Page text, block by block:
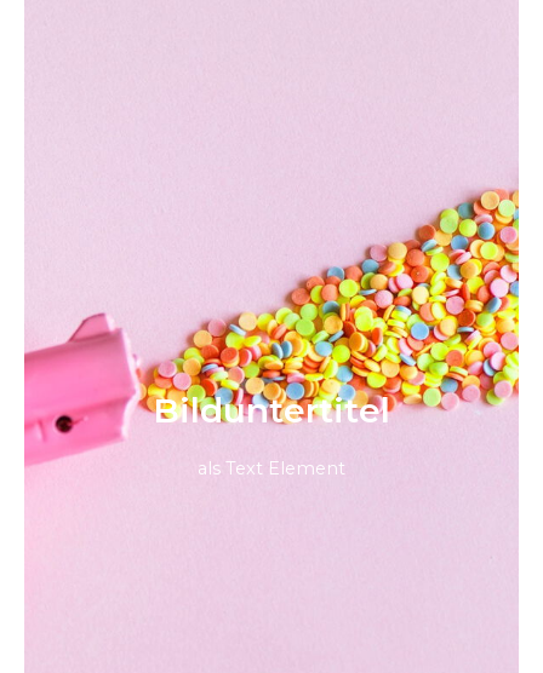
Bild­unter­titel
als Text Element